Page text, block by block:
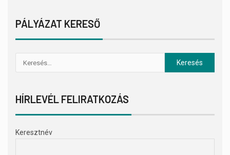
PÁLYÁZAT KERESŐ
HÍRLEVÉL FELIRATKOZÁS
Keresztnév